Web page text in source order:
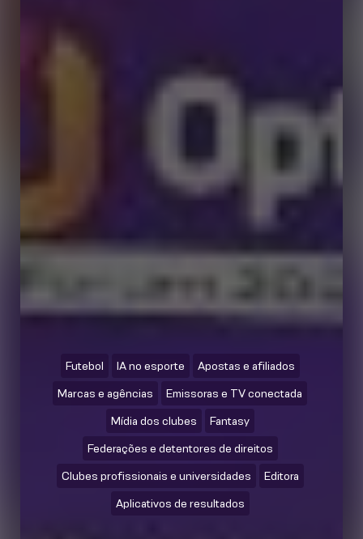
Futebol IA no esporte Apostas e afiliados
Marcas e agências Emissoras e TV conectada
Mídia dos clubes Fantasy
Federações e detentores de direitos
Clubes profissionais e universidades Editora
Aplicativos de resultados